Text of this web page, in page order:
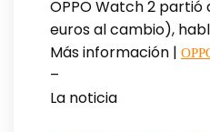
OPPO Watch 2 partió
euros al cambio),
Más información |
–
La noticia